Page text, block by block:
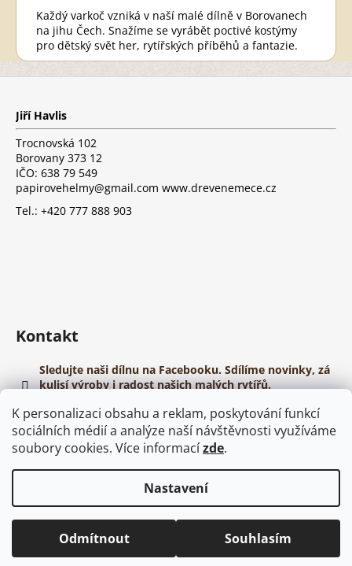
K personalizaci obsahu a reklam, poskytování funkcí
sociálních médií a analýze naší návštěvnosti využíváme
soubory cookies. Více informacízde.
Nastavení
Odmítnout Souhlasím
Každý varkoč vzniká v naší malé dílně v Borovanech
na jihu Čech. Snažíme se vyrábět poctivé kostýmy
pro dětský svět her, rytířských příběhů a fantazie.
Z
Jiří Havlis
Trocnovská 102
Borovany 373 12
IČO: 638 79 549
papirovehelmy@gmail.com www.drevenemece.cz
Tel.: +420 777 888 903
Kontakt
Sledujte naši dílnu na Facebooku. Sdílíme novinky, zá
kulisí výroby i radost našich malých rytířů.
Copyright 2026Dřevěné meče. Všechna práva vyhrazena.
Upravit nastavení cookies